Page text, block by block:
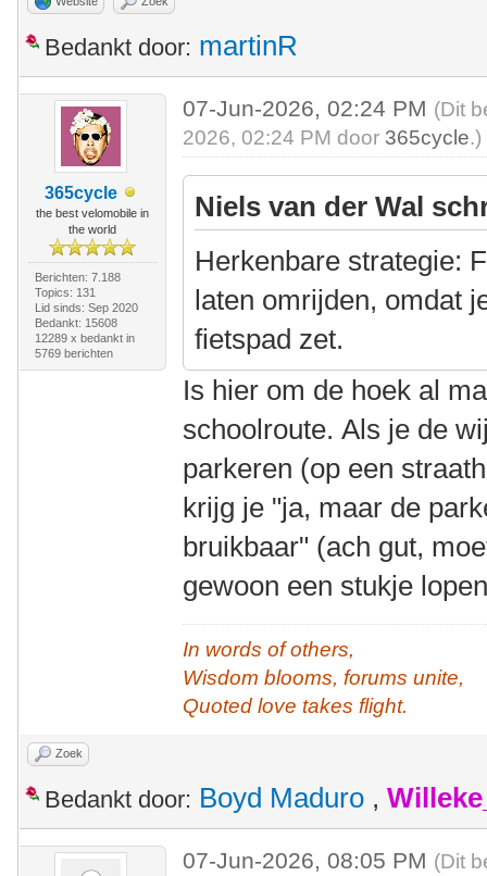
Bedankt door: martinR
365cycle
the best velomobile in
the world
Berichten: 7.188
Topics: 131
Lid sinds: Sep 2020
Bedankt: 15608
12289 x bedankt in
5769 berichten
07-Jun-2026, 02:24 PM (Dit
2026, 02:24 PM door 365cycle.)
Niels van der Wal
Herkenbare strategie:
laten omrijden, omdat
fietspad zet.
Is hier om de hoek al
schoolroute. Als je de
parkeren (op een
krijg je "ja, maar de
bruikbaar" (ach gut,
gewoon een stukje
In words of others,
Wisdom blooms, forums unite,
Quoted love takes flight.
Zoek
Bedankt door: Boyd Maduro ,
07-Jun-2026, 08:05 PM (Dit